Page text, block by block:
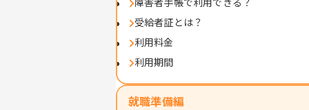
受給者証とは？
利用料金
利用期間
就職準備編